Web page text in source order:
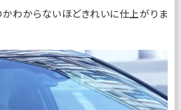
わからないほどきれいに仕上がりま